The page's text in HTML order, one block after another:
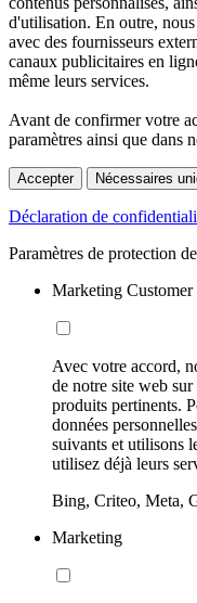
d'utilisation. En outre,
avec des fournisseurs
canaux publicitaires en
même leurs services.
Avant de confirmer votre
paramètres ainsi que dans
Accepter Nécessaires
Déclaration de
Paramètres de protection
Marketing Customer
Avec votre accord,
de notre site web
produits pertinents.
données
suivants et utilisons
utilisez déjà leurs
Bing, Criteo, Meta,
Marketing